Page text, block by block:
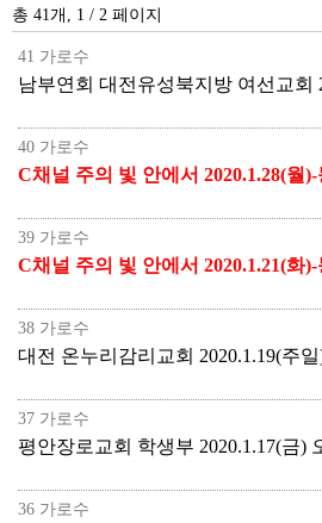
총 41개, 1 / 2 페이지
41 가로수
남부연회 대전유성북지방 여선교회
40 가로수
C채널 주의 빛 안에서 2020.1.28(월
39 가로수
C채널 주의 빛 안에서 2020.1.21(화
38 가로수
대전 온누리감리교회 2020.1.19(주
37 가로수
평안장로교회 학생부 2020.1.17(금)
36 가로수